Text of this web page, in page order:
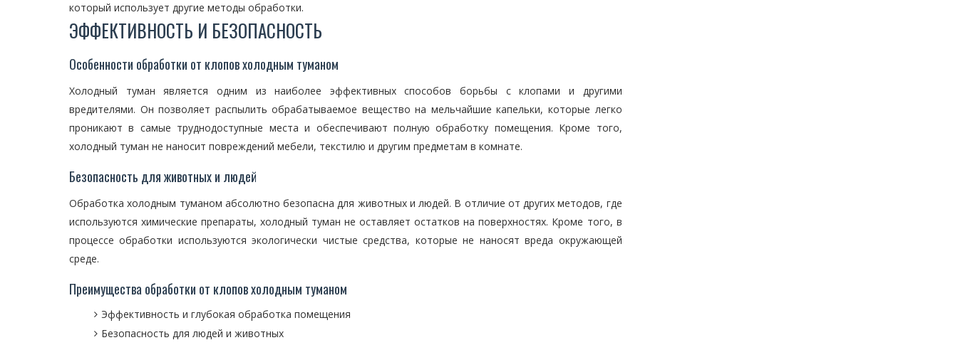
который использует другие методы обработки.
ЭФФЕКТИВНОСТЬ И БЕЗОПАСНОСТЬ
Особенности обработки от клопов холодным туманом
Холодный туман является одним из наиболее эффективных способов борьбы с клопами и другими
вредителями. Он позволяет распылить обрабатываемое вещество на мельчайшие капельки, которые легко
проникают в самые труднодоступные места и обеспечивают полную обработку помещения. Кроме того,
холодный туман не наносит повреждений мебели, текстилю и другим предметам в комнате.
Безопасность для животных и людей
Обработка холодным туманом абсолютно безопасна для животных и людей. В отличие от других методов, где
используются химические препараты, холодный туман не оставляет остатков на поверхностях. Кроме того, в
процессе обработки используются экологически чистые средства, которые не наносят вреда окружающей
среде.
Преимущества обработки от клопов холодным туманом
Эффективность и глубокая обработка помещения
Безопасность для людей и животных